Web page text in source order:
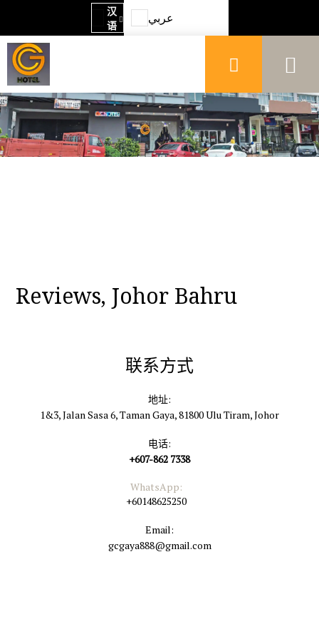
汉
语
عربي
Български
Český
Deutsch
Eestlane
Filipino
Français
हिंदी
Հայերեն
Italiano
Reviews, Johor Bahru
联系方式
地址:
1&3, Jalan Sasa 6, Taman Gaya, 81800 Ulu Tiram, Johor
电话:
+607-862 7338
WhatsApp:
+60148625250
Email:
gcgaya888@gmail.com